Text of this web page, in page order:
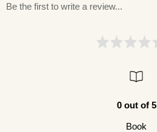
Be the first to write a review...
0 out of 5
Book